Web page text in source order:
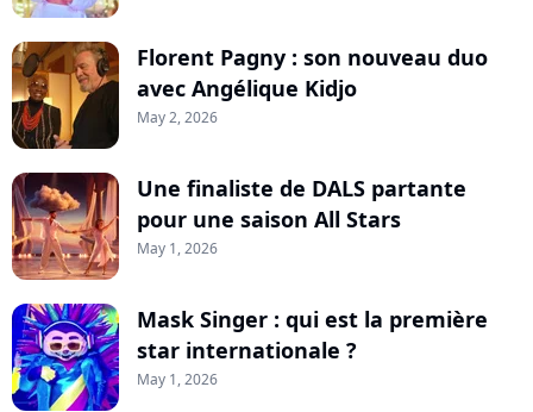
Florent Pagny : son nouveau duo
avec Angélique Kidjo
May 2, 2026
Une finaliste de DALS partante
pour une saison All Stars
May 1, 2026
Mask Singer : qui est la première
star internationale ?
May 1, 2026